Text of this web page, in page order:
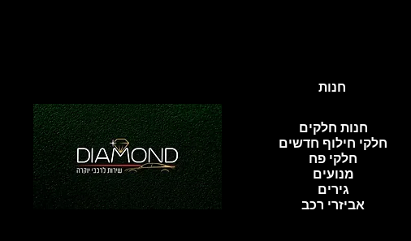
חנות
חנות חלקים
חלקי חילוף חדשים
חלקי פח
מנועים
גירים
אביזרי רכב